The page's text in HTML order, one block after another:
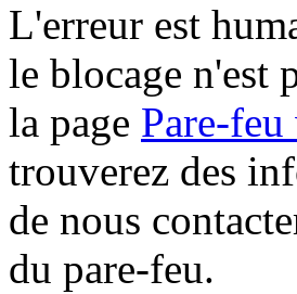
L'erreur est
le blocage n'est
la page Pare-
trouverez des
de nous
du pare-feu.